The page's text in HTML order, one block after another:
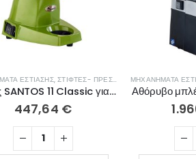
ΕΣΤΊΑΣΗΣ,ΣΤΊΦΤΕΣ- ΠΡΈΣΕΣ ΠΟΡΤΟΚΑΛΙΏΝ
Στίφτης SANTOS 11 Classic για εσπεριδοειδή
447,64 €
ΜΗΧΑΝΉΜΑΤΑ
Αθόρυβο